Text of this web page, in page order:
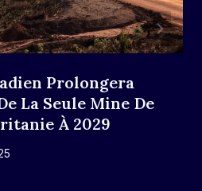
Prolongera
La Seule Mine De
À 2029